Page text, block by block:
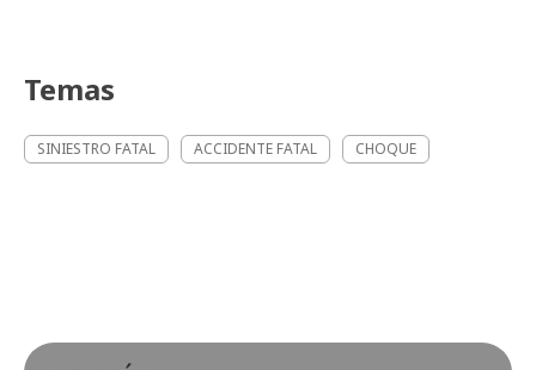
Temas
SINIESTRO FATAL ACCIDENTE FATAL CHOQUE